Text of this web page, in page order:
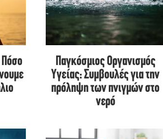
Πόσο
Παγκόσμιος Οργανισμός
Υγείας: Συμβουλές για την
πρόληψη των πνιγμών στο
νερό